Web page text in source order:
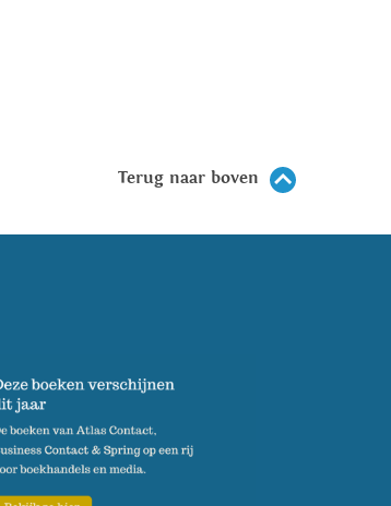
Terug naar boven